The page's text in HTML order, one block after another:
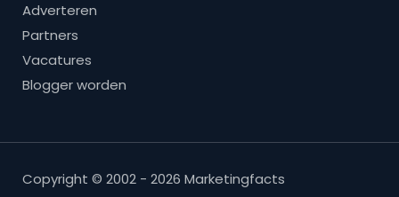
Adverteren
Partners
Vacatures
Blogger worden
Copyright © 2002 - 2026 Marketingfacts